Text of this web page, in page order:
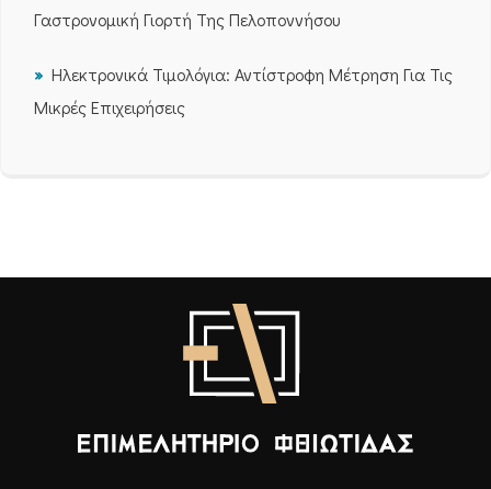
Γαστρονομική Γιορτή Της Πελοποννήσου
Ηλεκτρονικά Τιμολόγια: Αντίστροφη Μέτρηση Για Τις
Μικρές Επιχειρήσεις